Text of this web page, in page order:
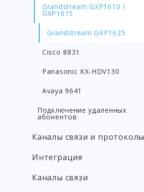
Grandstream GXP1610 /
GXP1615
Grandstream GXP1625
Cisco 8831
Panasonic KX-HDV130
Avaya 9641
Подключение удаленных
абонентов
Каналы связи и протоколы
Интеграция
Каналы связи